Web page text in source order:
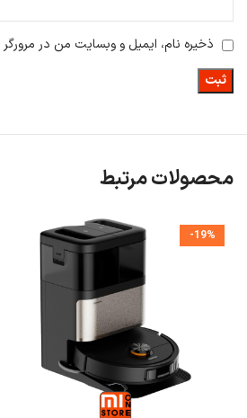
ذخیره نام، ایمیل و وبسایت من در
محصولات مرتبط
-19%